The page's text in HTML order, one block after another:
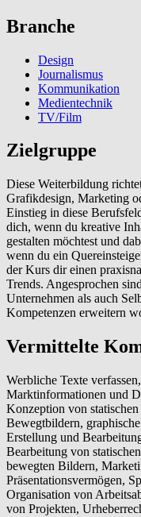
Branche
Design
Journalismus
Kommunikation
Medientechnik
TV/Film
Zielgruppe
Diese Weiterbildung
Grafikdesign, Marketing
Einstieg in diese
dich, wenn du kreative
gestalten möchtest und
wenn du ein
der Kurs dir einen
Trends. Angesprochen
Unternehmen als auch
Kompetenzen erweitern
Vermittelte
Werbliche Texte
Marktinformationen und
Konzeption von
Bewegtbildern,
Erstellung und
Bearbeitung von
bewegten Bildern,
Präsentationsvermögen,
Organisation von
von Projekten,